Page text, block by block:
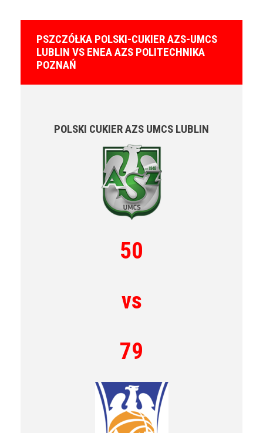
PSZCZÓŁKA POLSKI-CUKIER AZS-UMCS
LUBLIN VS ENEA AZS POLITECHNIKA
POZNAŃ
POLSKI CUKIER AZS UMCS LUBLIN
50
vs
79